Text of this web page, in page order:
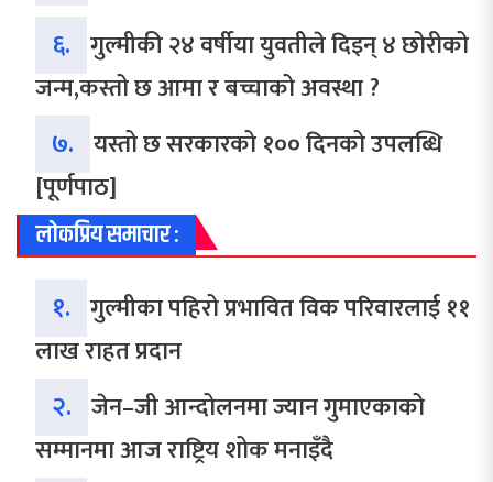
६. गुल्मीकी २४ वर्षीया युवतीले दिइन् ४ छोरीको
जन्म,कस्तो छ आमा र बच्चाको अवस्था ?
७. यस्तो छ सरकारको १०० दिनको उपलब्धि
[पूर्णपाठ]
लोकप्रिय समाचार :
१. गुल्मीका पहिरो प्रभावित विक परिवारलाई ११
लाख राहत प्रदान
२. जेन–जी आन्दोलनमा ज्यान गुमाएकाको
सम्मानमा आज राष्ट्रिय शोक मनाइँदै